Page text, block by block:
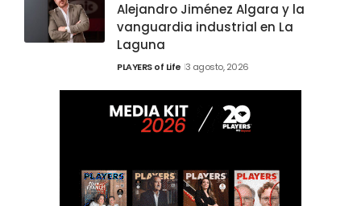
Alejandro Jiménez Algara y la
vanguardia industrial en La
Laguna
PLAYERS of Life 3 agosto, 2026